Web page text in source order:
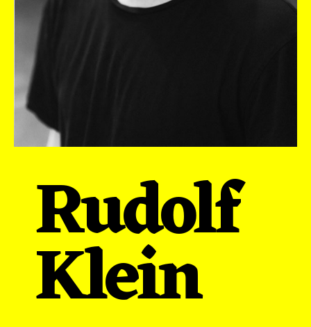
Rudolf
Klein